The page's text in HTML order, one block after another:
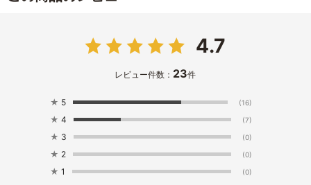
4.7
レビュー件数： 23件
★ 5 (16)
★ 4 (7)
★ 3 (0)
★ 2 (0)
★ 1 (0)